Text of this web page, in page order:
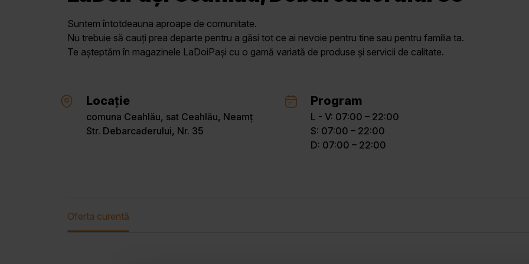
Suntem întotdeauna aproape de comunitate.
Nu trebuie să cauți prea departe pentru a găsi tot ce ai nevoie pentru tine sau pentru familia ta.
Te așteptăm în magazinele LaDoiPași cu o gamă variată de produse și servicii de calitate.
Locație
comuna Ceahlău, sat Ceahlău, Neamț
Str. Debarcaderului, Nr. 35
Program
L - V: 07:00 – 22:00
S: 07:00 – 22:00
D: 07:00 – 22:00
Oferta curentă